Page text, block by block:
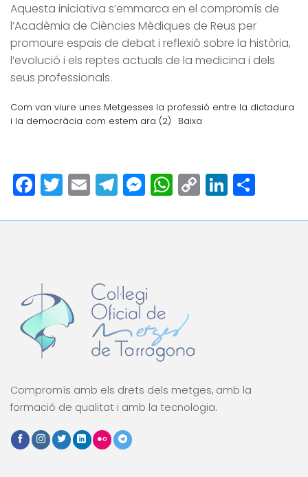
Aquesta iniciativa s’emmarca en el compromís de
l’Acadèmia de Ciències Mèdiques de Reus per
promoure espais de debat i reflexió sobre la història,
l’evolució i els reptes actuals de la medicina i dels
seus professionals.
Com van viure unes Metgesses la professió entre la dictadura
i la democràcia com estem ara (2)
Baixa
Facebook
Twitter
EmailTelegram
Messenger
WhatsApp
Copy
Link
Compromís amb els drets dels metges, amb la
formació de qualitat i amb la tecnologia.